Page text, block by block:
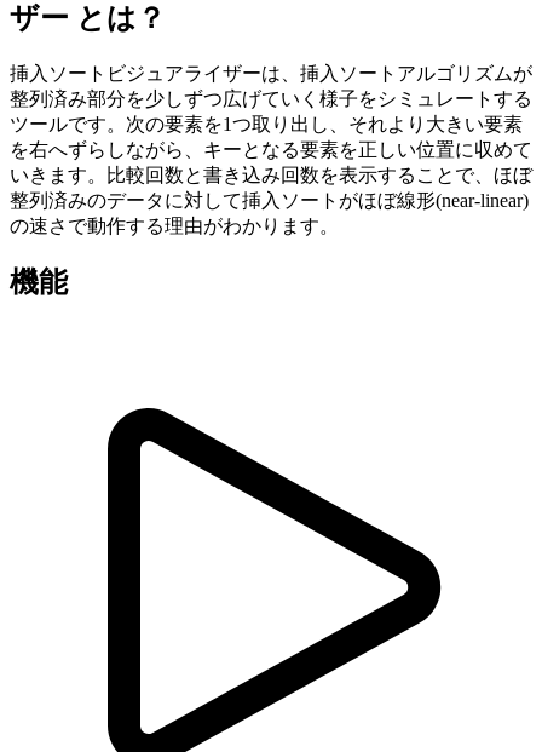
ザー とは？
挿入ソートビジュアライザーは、挿入ソートアルゴリズムが
整列済み部分を少しずつ広げていく様子をシミュレートする
ツールです。次の要素を1つ取り出し、それより大きい要素
を右へずらしながら、キーとなる要素を正しい位置に収めて
いきます。比較回数と書き込み回数を表示することで、ほぼ
整列済みのデータに対して挿入ソートがほぼ線形(near-linear)
の速さで動作する理由がわかります。
機能